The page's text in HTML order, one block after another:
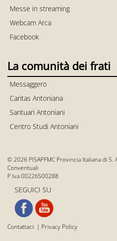
Messe in streaming
Webcam Arca
Facebook
La comunità dei frati
Messaggero
Caritas Antoniana
Santuari Antoniani
Centro Studi Antoniani
© 2026 PISAPFMC Provincia Italiana di
Conventuali
P.Iva 00226500288
SEGUICI SU
Contattaci: | Privacy Policy